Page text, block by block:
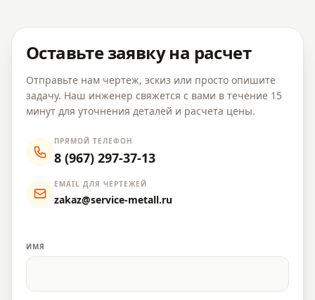
Оставьте заявку на расчет
Отправьте нам чертеж, эскиз или просто опишите
задачу. Наш инженер свяжется с вами в течение 15
минут для уточнения деталей и расчета цены.
ПРЯМОЙ ТЕЛЕФОН
8 (967) 297-37-13
EMAIL ДЛЯ ЧЕРТЕЖЕЙ
zakaz@service-metall.ru
ИМЯ